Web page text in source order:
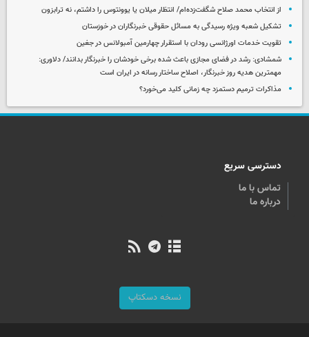
از انتخاب محمد صلاح شگفت‌زده‌ام/ انتظار میلان یا یوونتوس را داشتم، نه ترابزون
تشکیل شعبه ویژه رسیدگی به مسائل حقوقی خبرنگاران در خوزستان
تقویت خدمات اورژانسی رودان با استقرار چهارمین آمبولانس در جغین
شمشادی: رشد در فضای مجازی باعث شده برخی خودشان را خبرنگار بدانند/ دلاوری:
مهمترین هدیه‌ روز خبرنگار، اصلاح ساختار رسانه در ایران است
مذاکرات ترمیم دستمزد چه زمانی کلید می‌خورد؟
دسترسی سریع
تماس با ما
درباره ما
نسخه دسکتاپ